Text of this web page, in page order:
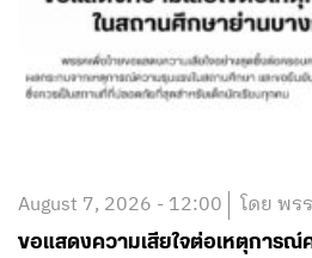
August 7, 2026 - 12:00 โดย พร
ขอแสดงความเสียใจต่อเหตุการณ์